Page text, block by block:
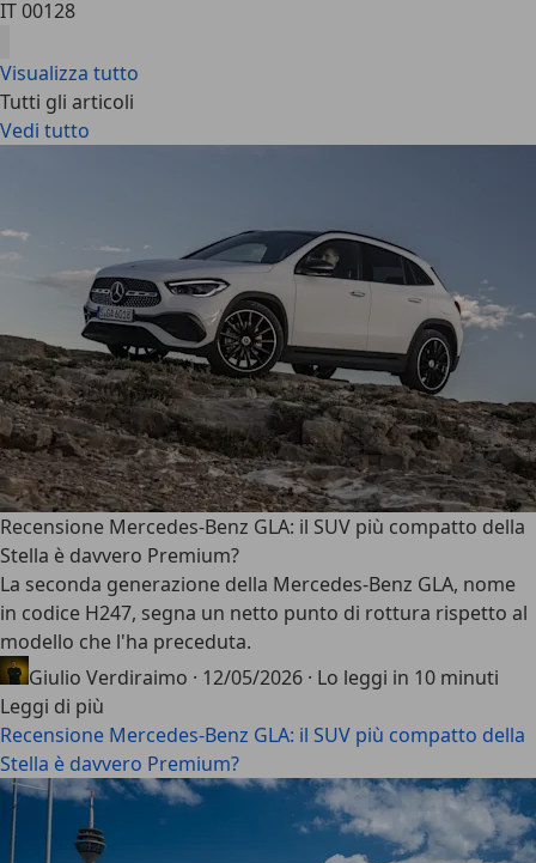
IT 00128
Visualizza tutto
Tutti gli articoli
Vedi tutto
Recensione Mercedes-Benz GLA: il SUV più compatto della
Stella è davvero Premium?
La seconda generazione della Mercedes-Benz GLA, nome
in codice H247, segna un netto punto di rottura rispetto al
modello che l'ha preceduta.
Giulio Verdiraimo · 12/05/2026 · Lo leggi in 10 minuti
Leggi di più
Recensione Mercedes-Benz GLA: il SUV più compatto della
Stella è davvero Premium?